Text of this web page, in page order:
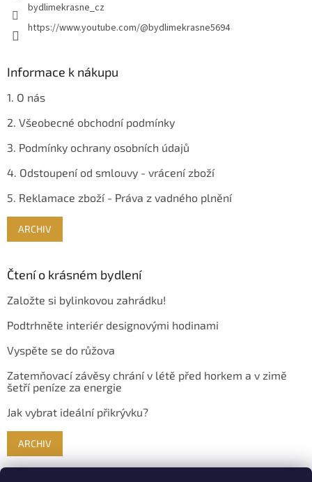
bydlimekrasne_cz
https://www.youtube.com/@bydlimekrasne5694
Informace k nákupu
1. O nás
2. Všeobecné obchodní podmínky
3. Podmínky ochrany osobních údajů
4. Odstoupení od smlouvy - vrácení zboží
5. Reklamace zboží - Práva z vadného plnění
ARCHIV
Čtení o krásném bydlení
Založte si bylinkovou zahrádku!
Podtrhněte interiér designovými hodinami
Vyspěte se do růžova
Zatemňovací závěsy chrání v létě před horkem a v zimě
šetří peníze za energie
Jak vybrat ideální přikrývku?
ARCHIV